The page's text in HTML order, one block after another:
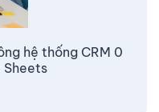
hệ thống CRM 0
Sheets